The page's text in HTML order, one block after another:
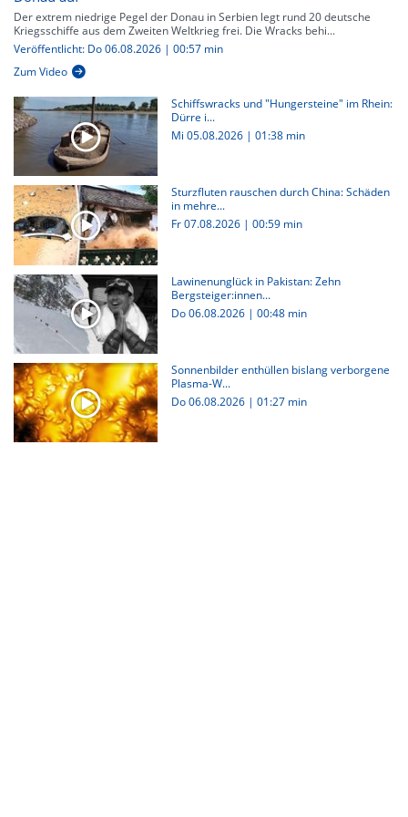
Der extrem niedrige Pegel der Donau in Serbien legt rund 20 deutsche
Kriegsschiffe aus dem Zweiten Weltkrieg frei. Die Wracks behi...
Veröffentlicht: Do 06.08.2026 | 00:57 min
Zum Video
Schiffswracks und "Hungersteine" im Rhein:
Dürre i...
Mi 05.08.2026 | 01:38 min
Sturzfluten rauschen durch China: Schäden
in mehre...
Fr 07.08.2026 | 00:59 min
Lawinenunglück in Pakistan: Zehn
Bergsteiger:innen...
Do 06.08.2026 | 00:48 min
Sonnenbilder enthüllen bislang verborgene
Plasma-W...
Do 06.08.2026 | 01:27 min